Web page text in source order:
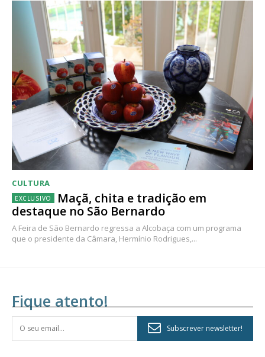
CULTURA
Maçã, chita e tradição em
destaque no São Bernardo
A Feira de São Bernardo regressa a Alcobaça com um programa
que o presidente da Câmara, Hermínio Rodrigues,...
Fique atento!
Subscrever newsletter!